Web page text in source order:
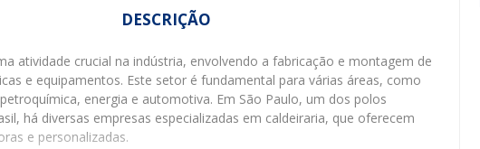
DESCRIÇÃO
atividade crucial na indústria, envolvendo a fabricação e montagem de
e equipamentos. Este setor é fundamental para várias áreas, como
energia e automotiva. Em São Paulo, um dos polos
há diversas empresas especializadas em caldeiraria, que oferecem
e personalizadas.